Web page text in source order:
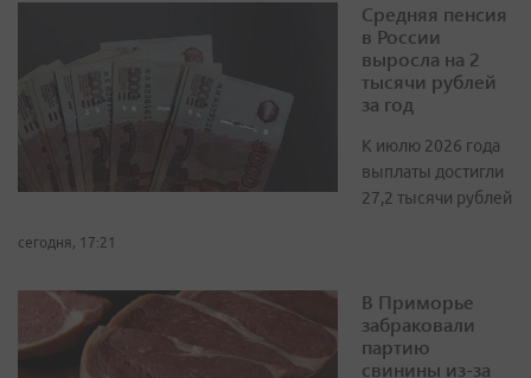
Средняя пенсия
в России
выросла на 2
тысячи рублей
за год
К июлю 2026 года
выплаты достигли
27,2 тысячи рублей
сегодня, 17:21
В Приморье
забраковали
партию
свинины из-за